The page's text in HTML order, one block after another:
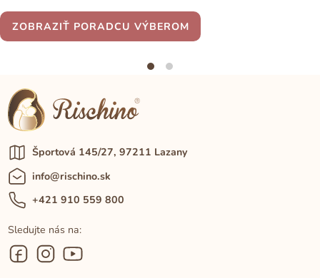
ZOBRAZIŤ PORADCU VÝBEROM
Športová 145/27, 97211 Lazany
info@rischino.sk
+421 910 559 800
Sledujte nás na: